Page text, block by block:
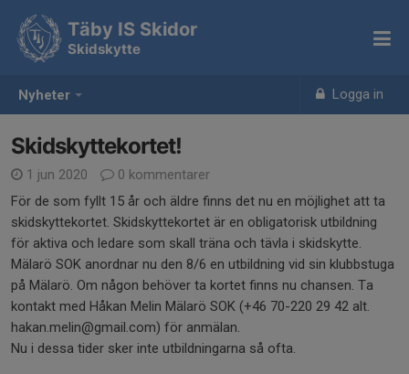
Nyheter Logga in
Täby IS Skidor
Skidskytte
Skidskyttekortet!
1 jun 2020
0 kommentarer
För de som fyllt 15 år och äldre finns det nu en möjlighet att ta
skidskyttekortet. Skidskyttekortet är en obligatorisk utbildning
för aktiva och ledare som skall träna och tävla i skidskytte.
Mälarö SOK anordnar nu den 8/6 en utbildning vid sin klubbstuga
på Mälarö. Om någon behöver ta kortet finns nu chansen. Ta
kontakt med Håkan Melin Mälarö SOK (+46 70-220 29 42‬ alt.
hakan.melin@gmail.com) för anmälan.
Nu i dessa tider sker inte utbildningarna så ofta.